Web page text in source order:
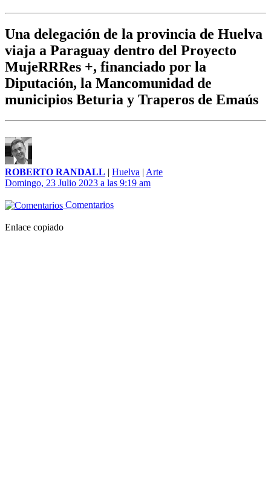
Una delegación de la provincia de Huelva
viaja a Paraguay dentro del Proyecto
MujeRRRes +, financiado por la
Diputación, la Mancomunidad de
municipios Beturia y Traperos de Emaús
ROBERTO RANDALL | Huelva | Arte
Domingo, 23 Julio 2023 a las 9:19 am
Comentarios
Enlace copiado